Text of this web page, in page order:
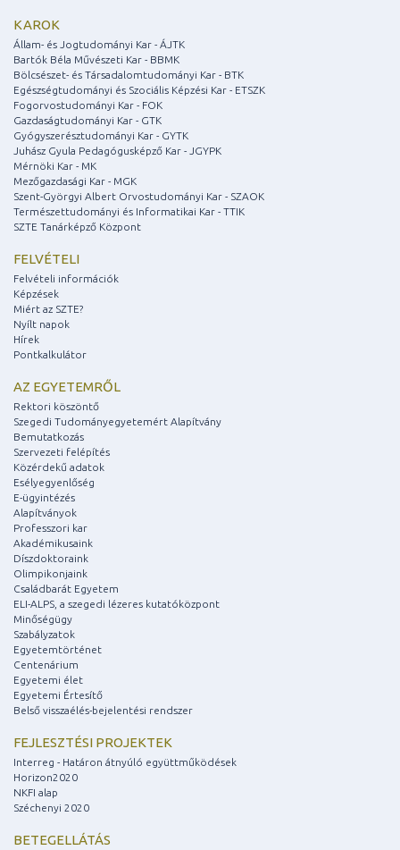
KAROK
Állam- és Jogtudományi Kar - ÁJTK
Bartók Béla Művészeti Kar - BBMK
Bölcsészet- és Társadalomtudományi Kar - BTK
Egészségtudományi és Szociális Képzési Kar - ETSZK
Fogorvostudományi Kar - FOK
Gazdaságtudományi Kar - GTK
Gyógyszerésztudományi Kar - GYTK
Juhász Gyula Pedagógusképző Kar - JGYPK
Mérnöki Kar - MK
Mezőgazdasági Kar - MGK
Szent-Györgyi Albert Orvostudományi Kar - SZAOK
Természettudományi és Informatikai Kar - TTIK
SZTE Tanárképző Központ
FELVÉTELI
Felvételi információk
Képzések
Miért az SZTE?
Nyílt napok
Hírek
Pontkalkulátor
AZ EGYETEMRŐL
Rektori köszöntő
Szegedi Tudományegyetemért Alapítvány
Bemutatkozás
Szervezeti felépítés
Közérdekű adatok
Esélyegyenlőség
E-ügyintézés
Alapítványok
Professzori kar
Akadémikusaink
Díszdoktoraink
Olimpikonjaink
Családbarát Egyetem
ELI-ALPS, a szegedi lézeres kutatóközpont
Minőségügy
Szabályzatok
Egyetemtörténet
Centenárium
Egyetemi élet
Egyetemi Értesítő
Belső visszaélés-bejelentési rendszer
FEJLESZTÉSI PROJEKTEK
Interreg - Határon átnyúló együttműködések
Horizon2020
NKFI alap
Széchenyi 2020
BETEGELLÁTÁS